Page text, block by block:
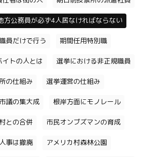
方公務員が必ず4人居なければならない
員だけで行う 期間任用特別職
イトの人とは 選挙における非正規職員
の仕組み 選挙運営の仕組み
議の集大成 根岸方面にモノレール
との合併 市民オンブズマンの育成
事は撤廃 アメリカ村森林公園